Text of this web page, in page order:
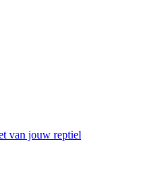
van jouw reptiel